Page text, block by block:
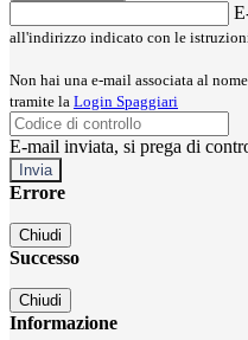
all'indirizzo indicato con le
Non hai una e-mail associata al
tramite la Login Spaggiari
E-mail inviata, si prega di
Errore
Chiudi
Successo
Chiudi
Informazione